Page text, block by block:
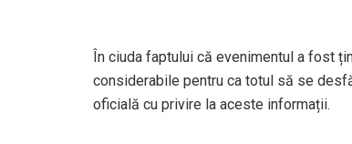
În ciuda faptului că evenimentul a fost
considerabile pentru ca totul să se
oficială cu privire la aceste informații.